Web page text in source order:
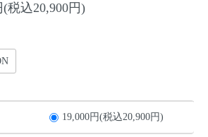
(税込20,900円)
19,000円(税込20,900円)